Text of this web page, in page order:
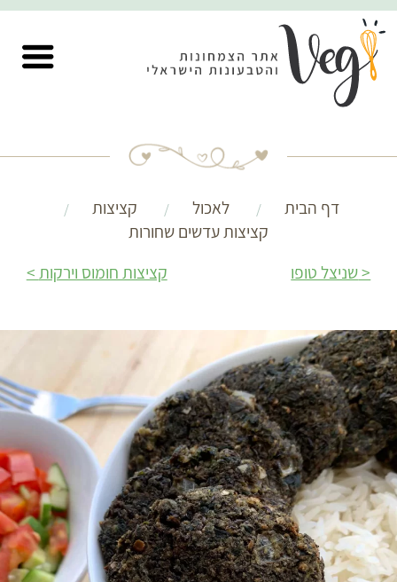
דף הבית לאכול
קציצות
קציצות עדשים שחורות
שניצל טופו
קציצות חומוס וירקות